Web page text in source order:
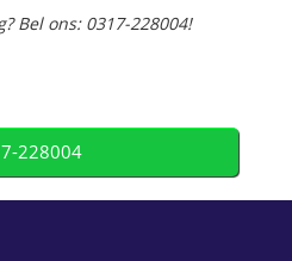
Bel ons: 0317-228004!
228004